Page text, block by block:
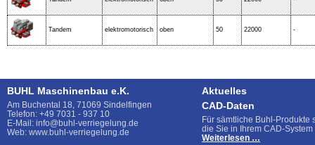
Tandem elektromotorisch oben 50 22000 -
BUHL Maschinenbau e.K.
Am Buchental 18, 71069 Sindelfingen
Telefon: +49 7031 - 937 10
E-Mail: info@buhl-verriegelung.de
Web: www.buhl-verriegelung.de
Aktuelles
CAD-Daten
Für sämtliche Buhl-Produkte
die Sie in Ihrem CAD-
Weiterlesen …